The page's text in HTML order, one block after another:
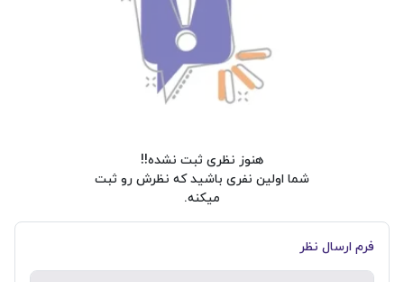
هنوز نظری ثبت نشده!!
شما اولین نفری باشید که نظرش رو ثبت
میکنه.
فرم ارسال نظر